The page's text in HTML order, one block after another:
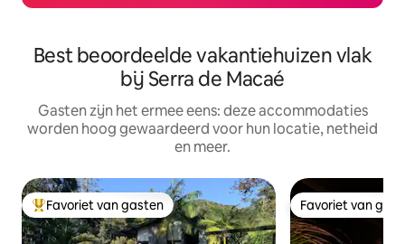
Best beoordeelde vakantiehuizen vlak
bij Serra de Macaé
Gasten zijn het ermee eens: deze accommodaties
worden hoog gewaardeerd voor hun locatie, netheid
en meer.
Topfavoriet van gasten
Favoriet van gasten Favoriet van
Favoriet van